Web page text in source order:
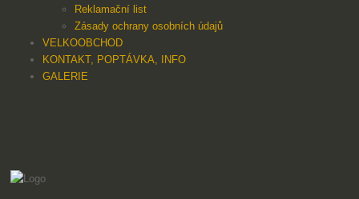
Reklamační list
Zásady ochrany osobních údajů
VELKOOBCHOD
KONTAKT, POPTÁVKA, INFO
GALERIE